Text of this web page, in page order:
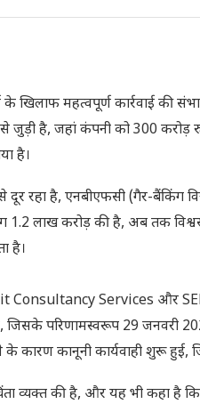
के खिलाफ महत्वपूर्ण कार्रवाई की
जुड़ी है, जहां कंपनी को 300
है।
रहा है, एनबीएफसी (गैर-बैंकिंग
1.2 लाख करोड़ की है, अब तक
है।
Consultancy Services और
जिसके परिणामस्वरूप 29 जनवरी
कानूनी कार्यवाही शुरू हुई,
व्यक्त की है, और यह भी कहा है